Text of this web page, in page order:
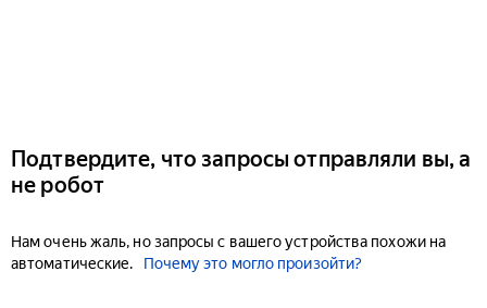
Подтвердите, что запросы отправляли вы, а
не робот
Нам очень жаль, но запросы с вашего устройства похожи на
автоматические.
Почему это могло произойти?